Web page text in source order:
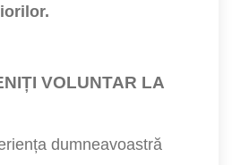
VOLUNTAR LA
dumneavoastră